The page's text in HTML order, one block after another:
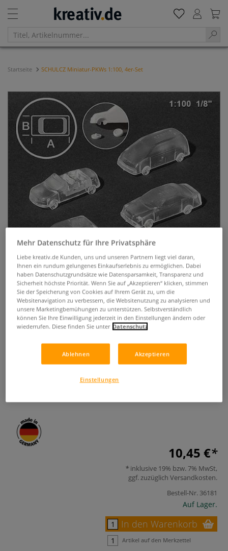
Startseite SCHULCZ Miniatur-PKWs 1:100, 4er-Set
SCHULCZ Miniatur-PKWs 1:100,
4er-Set
0 Bewertungen
Klar, unlackiert und individuell gestaltbar. 4er-Set für
10,45 €
inklusive 19% bzw. 7% MwSt,
ggf. zuzüglich Versandkosten.
Bestell-Nr. 36181
Auf Lager.
In den Warenkorb
Artikel auf den Merkzettel
Mehr Datenschutz für Ihre Privatsphäre
Liebe kreativ.de Kunden, uns und unseren Partnern liegt viel daran,
Ihnen ein rundum gelungenes Einkaufserlebnis zu ermöglichen. Dabei
haben Datenschutzgrundsätze wie Datensparsamkeit, Transparenz und
Sicherheit höchste Priorität. Wenn Sie auf „Akzeptieren“ klicken, stimmen
Sie der Speicherung von Cookies auf Ihrem Gerät zu, um die
Websitenavigation zu verbessern, die Websitenutzung zu analysieren und
unsere Marketingbemühungen zu unterstützen. Selbstverständlich
können Sie Ihre Einwilligung jederzeit in den Einstellungen ändern oder
wiederrufen. Diese finden Sie unter Datenschutz
Ablehnen Akzeptieren
Einstellungen